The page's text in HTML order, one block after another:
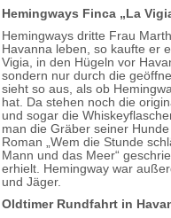
Hemingways Finca „La
Hemingways dritte Frau
Havanna leben, so kaufte er
Vigia, in den Hügeln vor
sondern nur durch die
sieht so aus, als ob
hat. Da stehen noch die
und sogar die
man die Gräber seiner
Roman „Wem die Stunde
Mann und das Meer“
erhielt. Hemingway war
und Jäger.
Oldtimer Rundfahrt in